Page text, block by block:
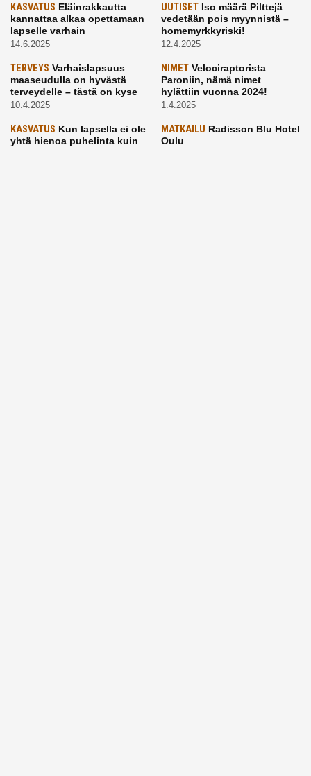
KASVATUS Eläinrakkautta
kannattaa alkaa opettamaan
lapselle varhain
14.6.2025
UUTISETIso määrä Pilttejä
vedetään pois myynnistä –
homemyrkkyriski!
12.4.2025
TERVEYS Varhaislapsuus
maaseudulla on hyvästä
terveydelle – tästä on kyse
10.4.2025
NIMETVelociraptorista
Paroniin, nämä nimet
hylättiin vuonna 2024!
1.4.2025
KASVATUS Kun lapsella ei ole
yhtä hienoa puhelinta kuin
MATKAILU Radisson Blu Hotel
Oulu